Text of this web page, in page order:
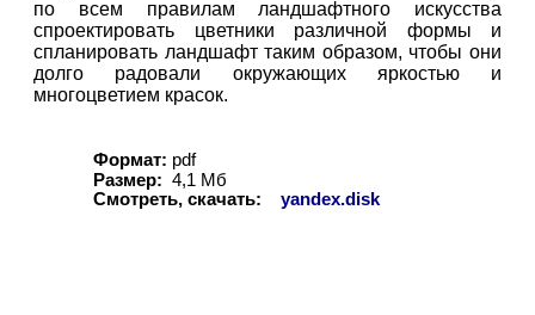
по всем правилам ландшафтного искусства
спроектировать цветники различной формы и
спланировать ландшафт таким образом, чтобы они
долго радовали окружающих яркостью и
многоцветием красок.
Формат: pdf
Размер: 4,1 Мб
Смотреть, скачать:
yandex.disk